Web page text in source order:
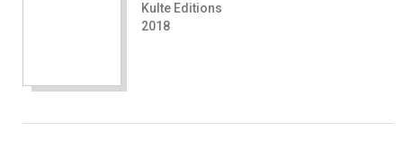
Kulte Editions
2018